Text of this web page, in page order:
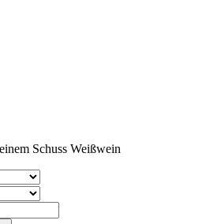
Schuss Weißwein